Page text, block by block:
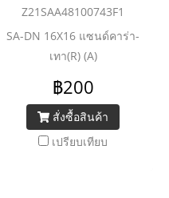
Z21SAA48100743F1
SA-DN 16X16 แซนด์คาร่า-
เทา(R) (A)
฿200
สั่งซื้อสินค้า
เปรียบเทียบ